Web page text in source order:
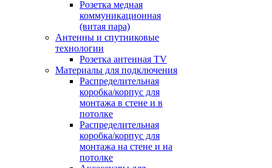
Розетка медная
коммуникационная
(витая пара)
Антенны и спутниковые
технологии
Розетка антенная TV
Материалы для подключения
Распределительная
коробка/корпус для
монтажа в стене и в
потолке
Распределительная
коробка/корпус для
монтажа на стене и на
потолке